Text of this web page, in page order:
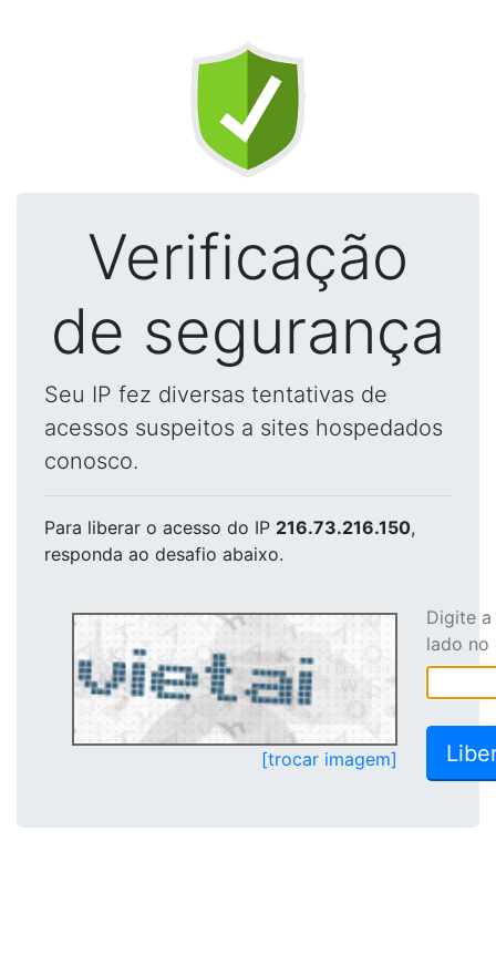
Verificação
de segurança
Seu IP fez diversas tentativas de
acessos suspeitos a sites hospedados
conosco.
Para liberar o acesso do IP 216.73.216.150,
responda ao desafio abaixo.
[trocar imagem]
Digite
lado no